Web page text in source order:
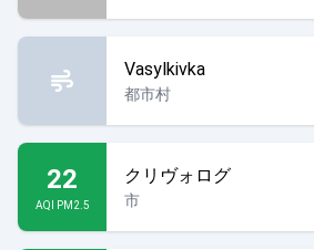
Vasylkivka
都市村
22
AQI PM2.5
クリヴォログ
市